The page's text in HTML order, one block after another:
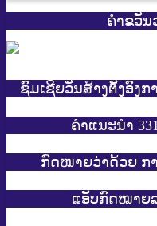
ຄຳຂວັນ
ຊົມເຊີຍວັນສ້າງຕັ້ງອົງ
ຄຳແນະນຳ
ກົດໝາຍວ່າດ້ວຍ ກ
ແອັບກົດໝາຍລ